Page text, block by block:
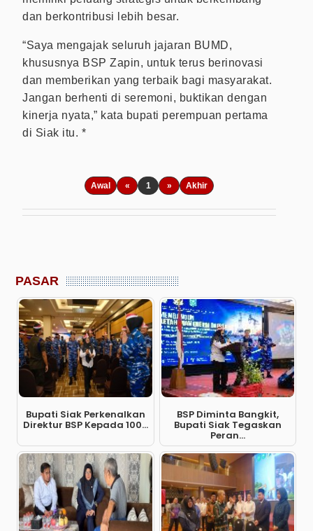
dan berkontribusi lebih besar.
“Saya mengajak seluruh jajaran BUMD,
khususnya BSP Zapin, untuk terus berinovasi
dan memberikan yang terbaik bagi masyarakat.
Jangan berhenti di seremoni, buktikan dengan
kinerja nyata,” kata bupati perempuan pertama
di Siak itu. *
Awal « 1 » Akhir
PASAR
Bupati Siak Perkenalkan
Direktur BSP Kepada 100...
BSP Diminta Bangkit,
Bupati Siak Tegaskan
Peran...